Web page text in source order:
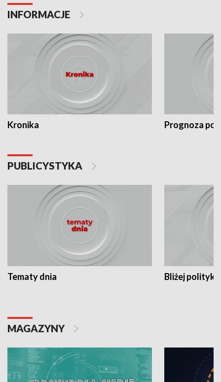
INFORMACJE
Kronika Prognoza
PUBLICYSTYKA
Tematy dnia Bliżej polityki
MAGAZYNY